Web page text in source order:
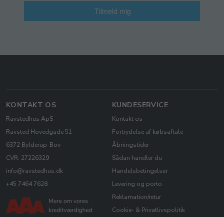
Tilmeld mig
KONTAKT OS
Ravstedhus ApS
Ravsted Hovedgade 51
6372 Bylderup-Bov
CVR: 27226329
info@ravstedhus.dk
+45 7464 7628
KUNDESERVICE
Kontakt os
Fortrydelse af købsaftale
Åbningstider
Sådan handler du
Handelsbetingelser
Levering og porto
Reklamation/retur
Cookie- & Privatlivspolitik